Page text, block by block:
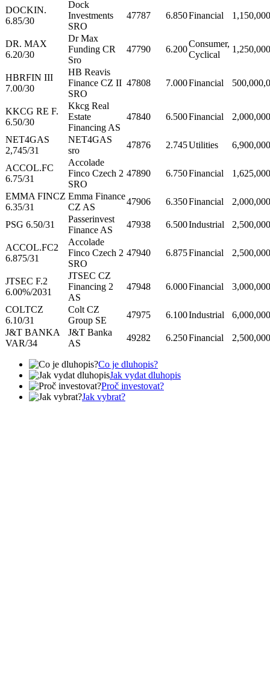
DOCKIN.
6.85/30
Dock
Investments
SRO
47787 6.850Financial
DR. MAX
6.20/30
Dr Max
Funding CR
Sro
47790 6.200
Consumer,
Cyclical
HBRFIN III
7.00/30
HB Reavis
Finance CZ II
SRO
47808 7.000Financial
KKCG RE F.
6.50/30
Kkcg Real
Estate
Financing AS
47840 6.500Financial
NET4GAS
2,745/31
NET4GAS
sro
47876 2.745Utilities
ACCOL.FC
6.75/31
Accolade
Finco Czech 2
SRO
47890 6.750Financial
EMMA FINCZ
6.35/31
Emma Finance
CZ AS
47906 6.350Financial
PSG 6.50/31
Passerinvest
Finance AS
47938 6.500Industrial
ACCOL.FC2
6.875/31
Accolade
Finco Czech 2
SRO
47940 6.875Financial
JTSEC F.2
6.00%/2031
JTSEC CZ
Financing 2
AS
47948 6.000Financial
COLTCZ
6.10/31
Colt CZ
Group SE
47975 6.100Industrial
J&T BANKA
VAR/34
J&T Banka
AS
49282 6.250Financial
Co je dluhopis?
Jak vydat dluhopis
Proč investovat?
Jak vybrat?